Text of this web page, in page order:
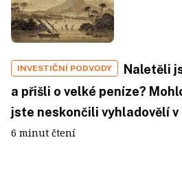
INVESTIČNÍ PODVODY
Naletěli
a přišli o velké peníze?
jste neskončili vyhladovělí v
6 minut čtení